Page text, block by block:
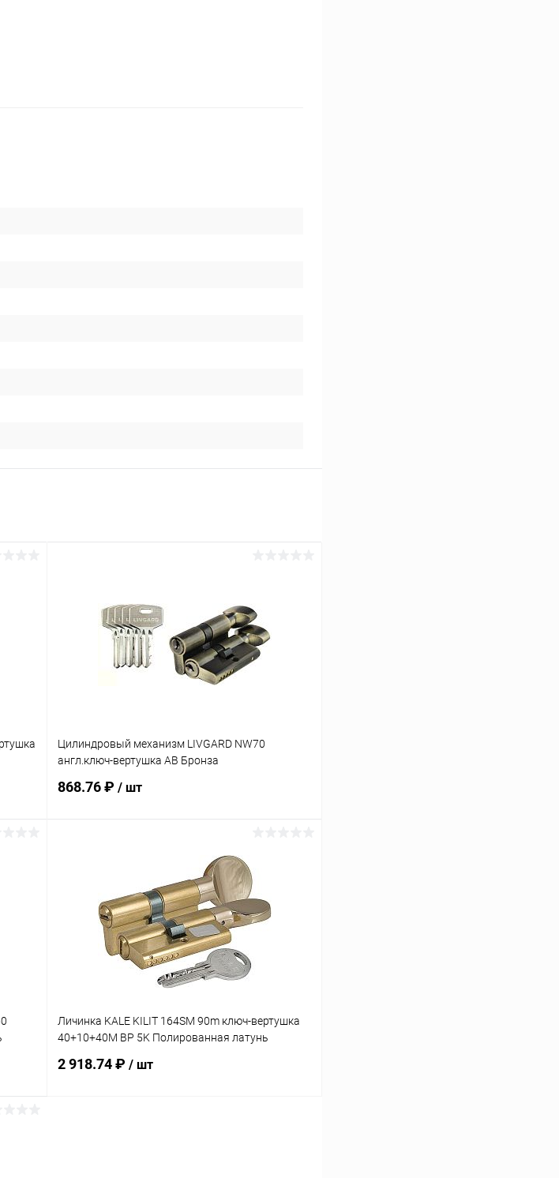
Цилиндровый механизм LIVGARD NW70
англ.ключ-вертушка AB Бронза
868.76 ₽ / шт
В корзину
Купить в 1 клик Сравнение
В избранное В наличии
Личинка KALE KILIT 164SM 90m ключ-вертушка
40+10+40M ВР 5K Полированная латунь
2 918.74 ₽ / шт